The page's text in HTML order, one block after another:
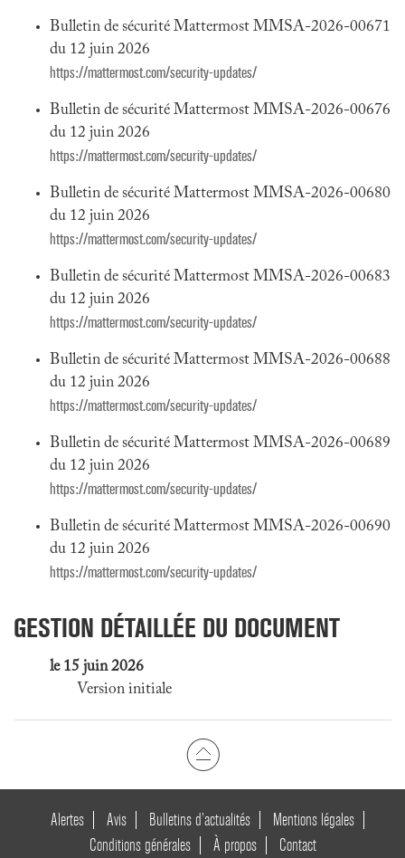
Bulletin de sécurité Mattermost MMSA-2026-00671
du 12 juin 2026
https://mattermost.com/security-updates/
Bulletin de sécurité Mattermost MMSA-2026-00676
du 12 juin 2026
https://mattermost.com/security-updates/
Bulletin de sécurité Mattermost MMSA-2026-00680
du 12 juin 2026
https://mattermost.com/security-updates/
Bulletin de sécurité Mattermost MMSA-2026-00683
du 12 juin 2026
https://mattermost.com/security-updates/
Bulletin de sécurité Mattermost MMSA-2026-00688
du 12 juin 2026
https://mattermost.com/security-updates/
Bulletin de sécurité Mattermost MMSA-2026-00689
du 12 juin 2026
https://mattermost.com/security-updates/
Bulletin de sécurité Mattermost MMSA-2026-00690
du 12 juin 2026
https://mattermost.com/security-updates/
GESTION DÉTAILLÉE DU DOCUMENT
le 15 juin 2026
Version initiale
Alertes Avis Bulletins d’actualités
Mentions légales
Conditions générales
À propos Contact